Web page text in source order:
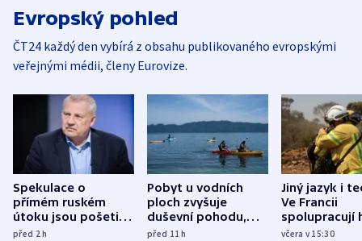
Evropský pohled
ČT24 každý den vybírá z obsahu publikovaného evropskými
veřejnými médii, členy Eurovize.
Spekulace o
přímém ruském
útoku jsou pošetilé,
míní estonský
před 2h
Pobyt u vodních
ploch zvyšuje
duševní pohodu,
ukázala
před 11h
Jiný jazyk i
Ve Francii
spolupracují
různých zemí
včera v 15:30